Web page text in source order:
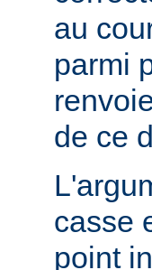
au
parmi
de ce
casse
point